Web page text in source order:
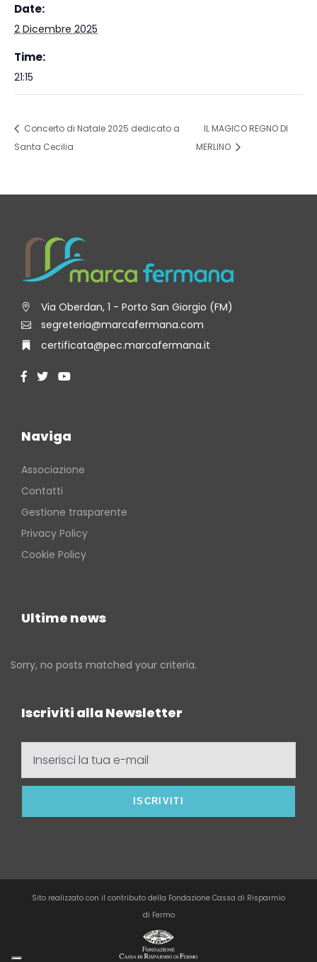
Date:
2 Dicembre 2025
Time:
21:15
Concerto di Natale 2025 dedicato a
Santa Cecilia
IL MAGICO REGNO DI
MERLINO
Via Oberdan, 1 - Porto San Giorgio (FM)
segreteria@marcafermana.com
certificata@pec.marcafermana.it
Naviga
Associazione
Contatti
Gestione trasparente
Privacy Policy
Cookie Policy
Ultime news
Sorry, no posts matched your criteria.
Iscriviti alla Newsletter
tua
mail
Sito realizzato con il contributo della Fondazione Cassa di Risparmio
di Fermo